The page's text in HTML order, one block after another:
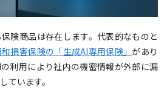
険商品は存在します。代表的なものと
損害保険の「生成AI専用保険」があり
利用により社内の機密情報が外部に漏
ています。